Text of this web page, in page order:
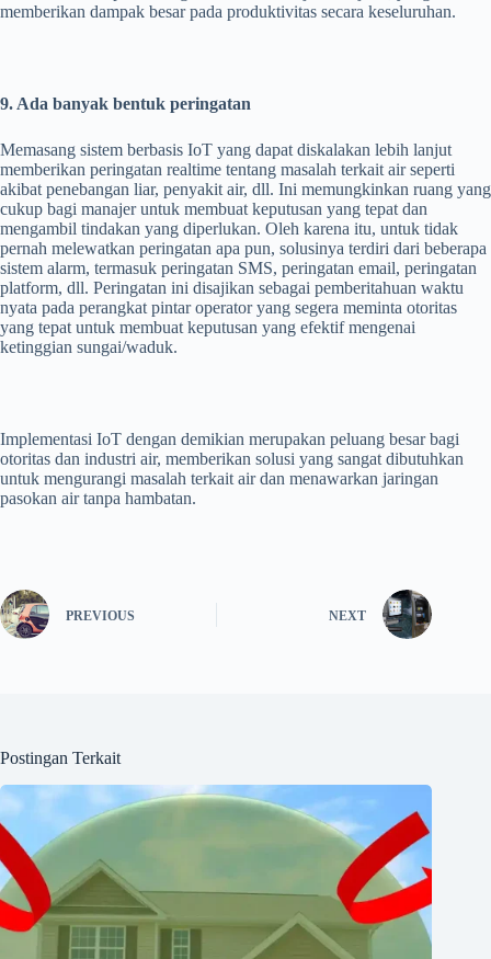
memberikan dampak besar pada produktivitas secara keseluruhan.
9. Ada banyak bentuk peringatan
Memasang sistem berbasis IoT yang dapat diskalakan lebih lanjut
memberikan peringatan realtime tentang masalah terkait air seperti
akibat penebangan liar, penyakit air, dll. Ini memungkinkan ruang yang
cukup bagi manajer untuk membuat keputusan yang tepat dan
mengambil tindakan yang diperlukan. Oleh karena itu, untuk tidak
pernah melewatkan peringatan apa pun, solusinya terdiri dari beberapa
sistem alarm, termasuk peringatan SMS, peringatan email, peringatan
platform, dll. Peringatan ini disajikan sebagai pemberitahuan waktu
nyata pada perangkat pintar operator yang segera meminta otoritas
yang tepat untuk membuat keputusan yang efektif mengenai
ketinggian sungai/waduk.
Implementasi IoT dengan demikian merupakan peluang besar bagi
otoritas dan industri air, memberikan solusi yang sangat dibutuhkan
untuk mengurangi masalah terkait air dan menawarkan jaringan
pasokan air tanpa hambatan.
PREVIOUS NEXT
Postingan Terkait